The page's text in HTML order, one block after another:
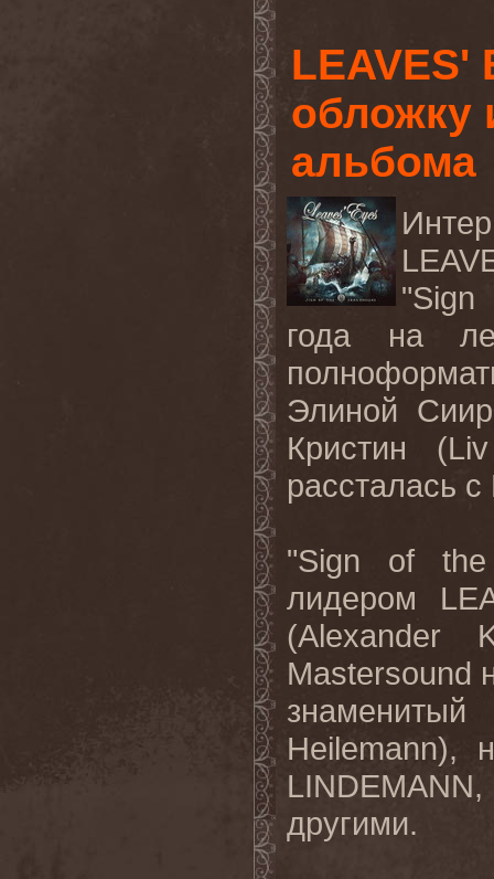
LEAVES'
обложку
альбома
"Sign
года на
Элиной
Кристин (Liv
рассталась с
"Sign of
the
лидером
(Alexander
Mastersound
Heilemann),
LINDEMANN
другими.